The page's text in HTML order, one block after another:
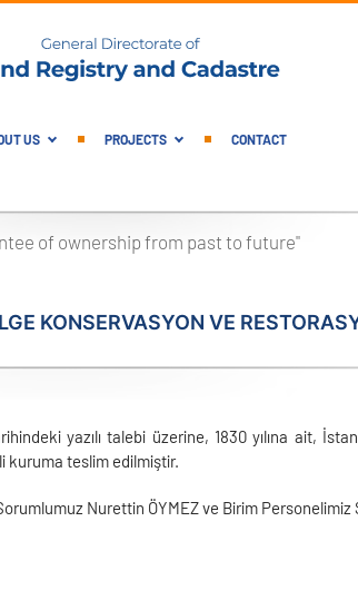
Menu
US PROJECTS CONTACT
of ownership from past to future"
KONSERVASYON VE
yazılı talebi üzerine, 1830 yılına ait,
kuruma teslim edilmiştir.
Nurettin ÖYMEZ ve Birim Personelimiz